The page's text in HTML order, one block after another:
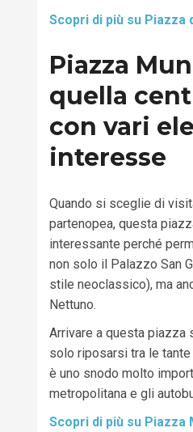
Scopri di più su Piazza
Piazza
quella
con vari
interesse
Quando si sceglie di
partenopea,questa
interessante perché
non solo il Palazzo San
stile neoclassico),ma
Nettuno.
Arrivare a questa piazza
solo riposarsi tra le tante
è uno snodo molto
metropolitana e gli
Scopri di più su Piazza